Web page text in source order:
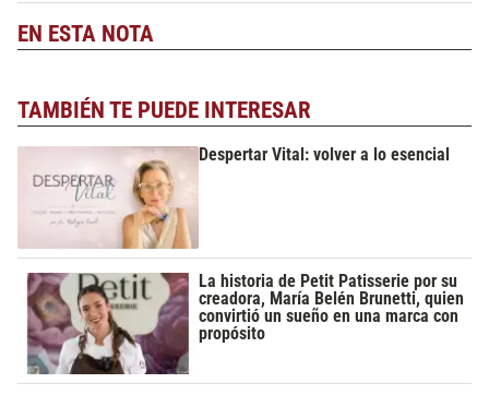
EN ESTA NOTA
TAMBIÉN TE PUEDE INTERESAR
Despertar Vital: volver a lo esencial
La historia de Petit Patisserie por su
creadora, María Belén Brunetti, quien
convirtió un sueño en una marca con
propósito